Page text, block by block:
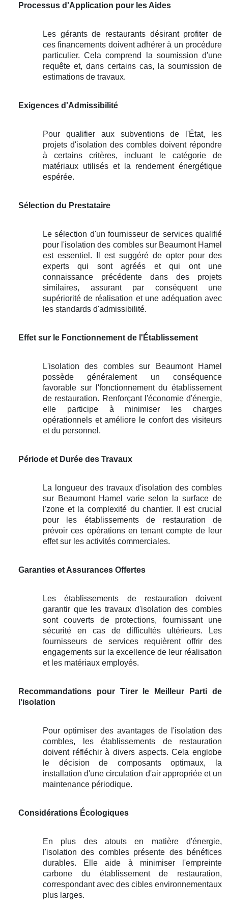
Processus d'Application pour les Aides
Les gérants de restaurants désirant profiter de
ces financements doivent adhérer à un procédure
particulier. Cela comprend la soumission d'une
requête et, dans certains cas, la soumission de
estimations de travaux.
Exigences d'Admissibilité
Pour qualifier aux subventions de l'État, les
projets d'isolation des combles doivent répondre
à certains critères, incluant le catégorie de
matériaux utilisés et la rendement énergétique
espérée.
Sélection du Prestataire
Le sélection d'un fournisseur de services qualifié
pour l'isolation des combles sur Beaumont Hamel
est essentiel. Il est suggéré de opter pour des
experts qui sont agréés et qui ont une
connaissance précédente dans des projets
similaires, assurant par conséquent une
supériorité de réalisation et une adéquation avec
les standards d'admissibilité.
Effet sur le Fonctionnement de l'Établissement
L'isolation des combles sur Beaumont Hamel
possède généralement un conséquence
favorable sur l'fonctionnement du établissement
de restauration. Renforçant l'économie d'énergie,
elle participe à minimiser les charges
opérationnels et améliore le confort des visiteurs
et du personnel.
Période et Durée des Travaux
La longueur des travaux d'isolation des combles
sur Beaumont Hamel varie selon la surface de
l'zone et la complexité du chantier. Il est crucial
pour les établissements de restauration de
prévoir ces opérations en tenant compte de leur
effet sur les activités commerciales.
Garanties et Assurances Offertes
Les établissements de restauration doivent
garantir que les travaux d'isolation des combles
sont couverts de protections, fournissant une
sécurité en cas de difficultés ultérieurs. Les
fournisseurs de services requièrent offrir des
engagements sur la excellence de leur réalisation
et les matériaux employés.
Recommandations pour Tirer le Meilleur Parti de
l'isolation
Pour optimiser des avantages de l'isolation des
combles, les établissements de restauration
doivent réfléchir à divers aspects. Cela englobe
le décision de composants optimaux, la
installation d'une circulation d'air appropriée et un
maintenance périodique.
Considérations Écologiques
En plus des atouts en matière d'énergie,
l'isolation des combles présente des bénéfices
durables. Elle aide à minimiser l'empreinte
carbone du établissement de restauration,
correspondant avec des cibles environnementaux
plus larges.